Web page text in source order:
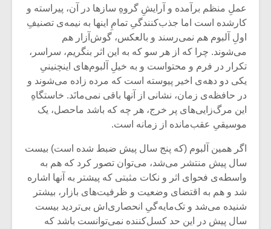
عملِ منظم برآمده و آرایشِ گروهِ سازها در آن، پیراسته و
کارشده است اما جذب‌کنندگیِ تمامِ اینها به نیمه‌ی تصنیفِ
اولِ آلبوم هم نمی‌رسند و بالعکس، گوش‌آزار هم
می‌شوند. چرا که از هر سو که به این اثر بنگریم، سراسر،
تکرار در فرم و محتواست و به خیلِ آلبوم‌های اینچنینیِ
یکی دو دهه‌ی اخیر پیوسته است که مرده زاده می‌شوند و
در حافظه‌ی زمان، نشانی از آنها باقی نمی‌مانَد. خاستگاهِ
این مرگ‌زایی‌های پر خرج، هر چه که باشد ماحصل‌، یک
موسیقیِ عقب‌مانده از زمانه‌ است.
اگر همین آلبوم (که پنج سال پیش ضبط شده است) بیست
سال پیش منتشر می‌شد، می‌توان تصور کرد که هم به
واسطه‌ی فحوای اثر و نکات مثبتی که پیشتر به آنها اشاره
شد و هم به اقتضای وضعیت و ظرفیت‌های بازار، بیشتر
شنیده می‌شد و تک‌مایه‌گیِ انحصاری‌اش بی‌تردید بیست
سال پیش در این حد کسل‌کننده نمی‌توانست باشد که